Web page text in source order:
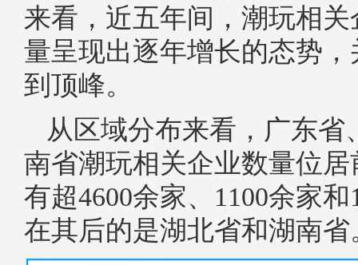
来看，近五年间，潮玩相
量呈现出逐年增长的态势，
到顶峰。
从区域分布来看，广东省
南省潮玩相关企业数量位
有超4600余家、1100余家
在其后的是湖北省和湖南省